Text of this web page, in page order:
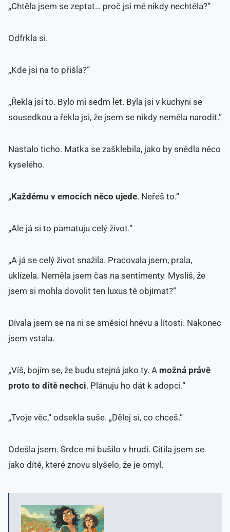
„Chtěla jsem se zeptat… proč jsi mě nikdy nechtěla?“
Odfrkla si.
„Kde jsi na to přišla?“
„Řekla jsi to. Bylo mi sedm let. Byla jsi v kuchyni se
sousedkou a řekla jsi, že jsem se nikdy neměla narodit.“
Nastalo ticho. Matka se zašklebila, jako by snědla něco
kyselého.
„Každému v emocích něco ujede. Neřeš to.“
„Ale já si to pamatuju celý život.“
„A já se celý život snažila. Pracovala jsem, prala,
uklízela. Neměla jsem čas na sentimenty. Myslíš, že
jsem si mohla dovolit ten luxus tě objímat?“
Dívala jsem se na ni se směsicí hněvu a lítosti. Nakonec
jsem vstala.
„Víš, bojím se, že budu stejná jako ty. A možná právě
proto to dítě nechci. Plánuju ho dát k adopci.“
„Tvoje věc,“ odsekla suše. „Dělej si, co chceš.“
Odešla jsem. Srdce mi bušilo v hrudi. Cítila jsem se
jako dítě, které znovu slyšelo, že je omyl.